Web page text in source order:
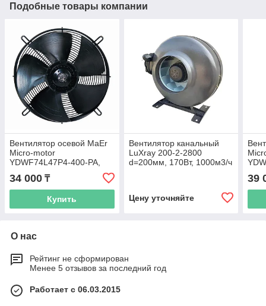
Подобные товары компании
Вентилятор осевой MaEr
Micro-motor
YDWF74L47P4-400-PA,
4000 м3/час
34 000 ₸
Купить
Вентилятор канальный
LuXray 200-2-2800
d=200мм, 170Вт, 1000м3/ч
Цену уточняйте
39
О нас
Рейтинг не сформирован
Менее 5 отзывов за последний год
Работает с 06.03.2015